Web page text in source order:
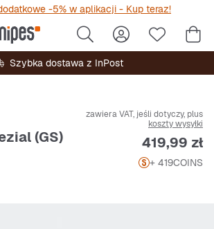
-5% w aplikacji - Kup teraz!
Szybka dostawa z InPost
(GS)
zawiera VAT, jeśli dotyczy, plus
koszty wysyłki
Cena
419,99 zł
+ 419COINS